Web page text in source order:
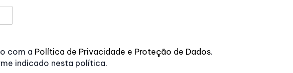
com a Política de Privacidade e Proteção de Dados.
indicado nesta política.